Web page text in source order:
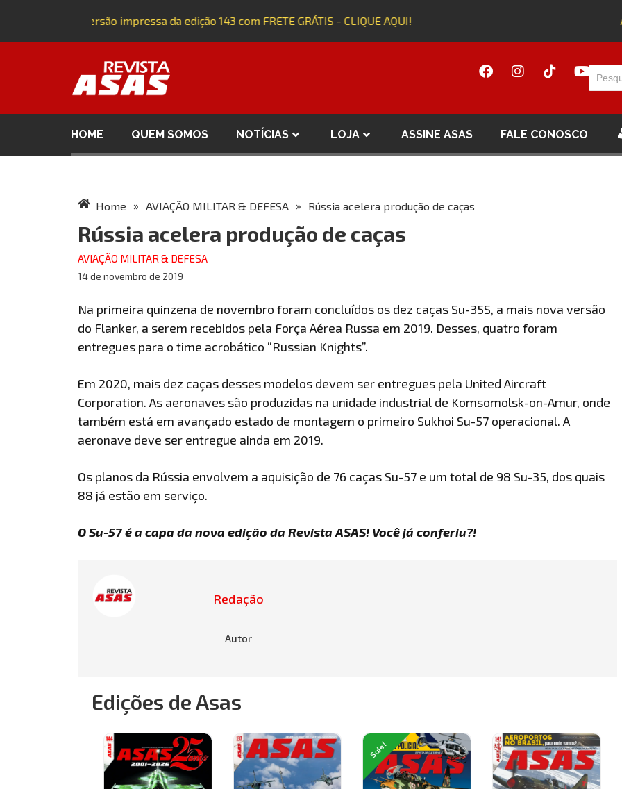
Adquira a versão impressa da edição 143 com FRETE GRÁTIS - CLIQUE AQUI!
HOME QUEM SOMOS NOTÍCIAS LOJA ASSINE ASAS FALE CONOSCO
Home » AVIAÇÃO MILITAR & DEFESA » Rússia acelera produção de caças
Rússia acelera produção de caças
AVIAÇÃO MILITAR & DEFESA
14 de novembro de 2019
Na primeira quinzena de novembro foram concluídos os dez caças Su-35S, a mais nova versão
do Flanker, a serem recebidos pela Força Aérea Russa em 2019. Desses, quatro foram
entregues para o time acrobático “Russian Knights”.
Em 2020, mais dez caças desses modelos devem ser entregues pela United Aircraft
Corporation. As aeronaves são produzidas na unidade industrial de Komsomolsk-on-Amur, onde
também está em avançado estado de montagem o primeiro Sukhoi Su-57 operacional. A
aeronave deve ser entregue ainda em 2019.
Os planos da Rússia envolvem a aquisição de 76 caças Su-57 e um total de 98 Su-35, dos quais
88 já estão em serviço.
O Su-57 é a capa da nova edição da Revista ASAS! Você já conferiu?!
Redação
Autor
Edições de Asas
Sale!